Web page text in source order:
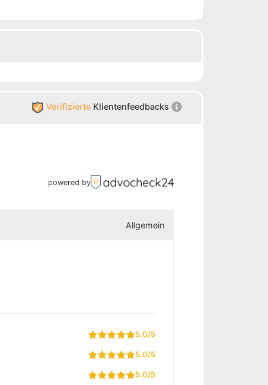
Verifizierte Klientenfeedbacks
powered by
Allgemein
5.0/5
5.0/5
5.0/5